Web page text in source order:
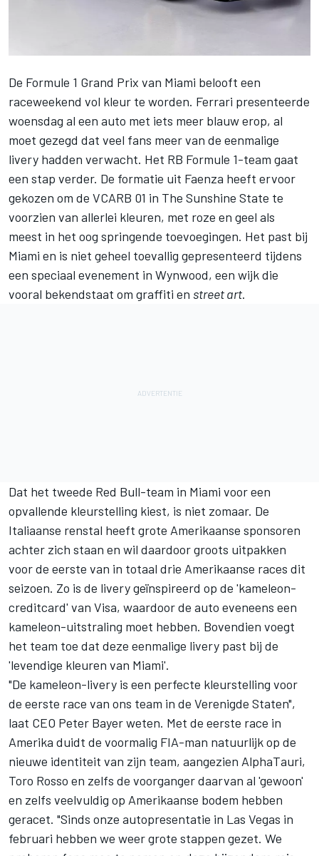
De Formule 1 Grand Prix van Miami belooft een
raceweekend vol kleur te worden. Ferrari presenteerde
woensdag al een auto met iets meer blauw erop, al
moet gezegd dat veel fans meer van de eenmalige
livery hadden verwacht. Het RB Formule 1-team gaat
een stap verder. De formatie uit Faenza heeft ervoor
gekozen om de VCARB 01 in The Sunshine State te
voorzien van allerlei kleuren, met roze en geel als
meest in het oog springende toevoegingen. Het past bij
Miami en is niet geheel toevallig gepresenteerd tijdens
een speciaal evenement in Wynwood, een wijk die
vooral bekendstaat om graffiti en street art.
Dat het tweede Red Bull-team in Miami voor een
opvallende kleurstelling kiest, is niet zomaar. De
Italiaanse renstal heeft grote Amerikaanse sponsoren
achter zich staan en wil daardoor groots uitpakken
voor de eerste van in totaal drie Amerikaanse races dit
seizoen. Zo is de livery geïnspireerd op de 'kameleon-
creditcard' van Visa, waardoor de auto eveneens een
kameleon-uitstraling moet hebben. Bovendien voegt
het team toe dat deze eenmalige livery past bij de
'levendige kleuren van Miami'.
"De kameleon-livery is een perfecte kleurstelling voor
de eerste race van ons team in de Verenigde Staten",
laat CEO Peter Bayer weten. Met de eerste race in
Amerika duidt de voormalig FIA-man natuurlijk op de
nieuwe identiteit van zijn team, aangezien AlphaTauri,
Toro Rosso en zelfs de voorganger daarvan al 'gewoon'
en zelfs veelvuldig op Amerikaanse bodem hebben
geracet. "Sinds onze autopresentatie in Las Vegas in
februari hebben we weer grote stappen gezet. We